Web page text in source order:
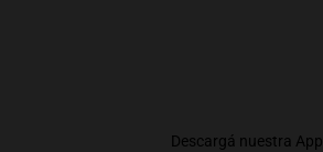
Descargá nuestra App